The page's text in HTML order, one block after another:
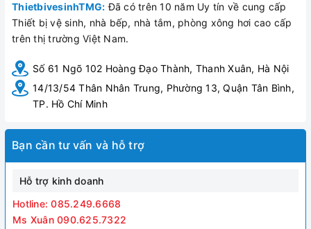
ThietbivesinhTMG: Đã có trên 10 năm Uy tín về cung cấp
Thiết bị vệ sinh, nhà bếp, nhà tắm, phòng xông hơi cao cấp
trên thị trường Việt Nam.
Số 61 Ngõ 102 Hoàng Đạo Thành, Thanh Xuân, Hà Nội
14/13/54 Thân Nhân Trung, Phường 13, Quận Tân Bình,
TP. Hồ Chí Minh
Bạn cần tư vấn và hỗ trợ
Hỗ trợ kinh doanh
Hotline: 085.249.6668
Ms Xuân 090.625.7322